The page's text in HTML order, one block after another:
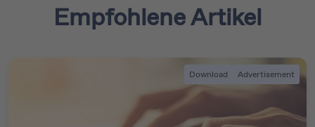
Empfohlene Artikel
Download Advertisement